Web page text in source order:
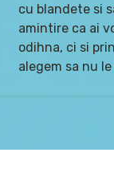
cu blandete si
amintire ca ai
odihna, ci si
alegem sa nu